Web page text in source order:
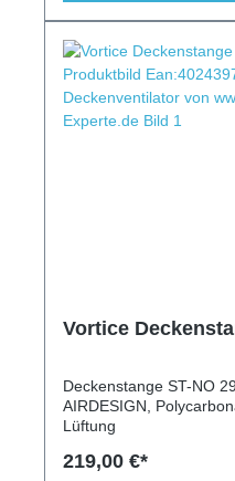
Vortice
Deckenstange ST-NO
AIRDESIGN,
Lüftung
219,00 €*